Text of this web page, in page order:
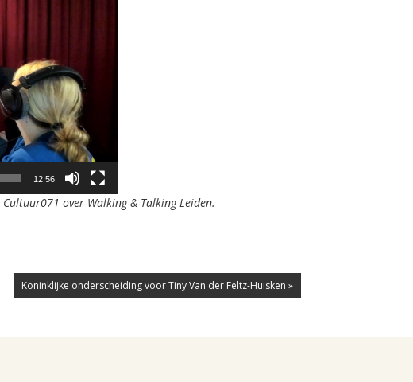
12:56
over Walking & Talking Leiden.
Koninklijke onderscheiding voor Tiny Van der Feltz-Huisken »